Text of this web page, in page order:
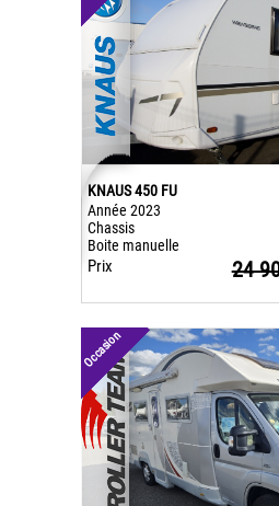
KNAUS 450 FU
Année 2023
Chassis
Boite manuelle
Prix 24
Occasion